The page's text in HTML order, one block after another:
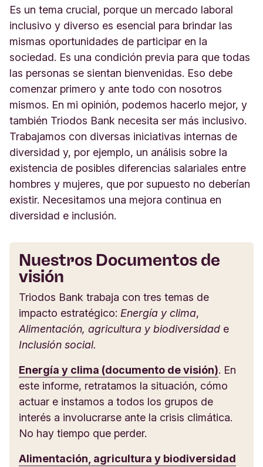
Es un tema crucial, porque un mercado laboral
inclusivo y diverso es esencial para brindar las
mismas oportunidades de participar en la
sociedad. Es una condición previa para que todas
las personas se sientan bienvenidas. Eso debe
comenzar primero y ante todo con nosotros
mismos. En mi opinión, podemos hacerlo mejor, y
también Triodos Bank necesita ser más inclusivo.
Trabajamos con diversas iniciativas internas de
diversidad y, por ejemplo, un análisis sobre la
existencia de posibles diferencias salariales entre
hombres y mujeres, que por supuesto no deberían
existir. Necesitamos una mejora continua en
diversidad e inclusión.
Nuestros Documentos de
visión
Triodos Bank trabaja con tres temas de
impacto estratégico: Energía y clima,
Alimentación, agricultura y biodiversidad e
Inclusión social.
Energía y clima (documento de visión). En
este informe, retratamos la situación, cómo
actuar e instamos a todos los grupos de
interés a involucrarse ante la crisis climática.
No hay tiempo que perder.
Alimentación, agricultura y biodiversidad